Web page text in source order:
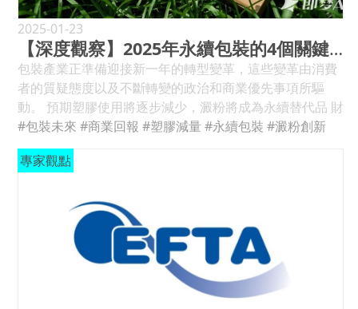
速向循環經濟轉型，這可能對全球回收市場產生重大影
響。 全球再生聚對苯二甲酸乙二醇酯 (rPET) 市場預計將
以 6.7% 的複合年增長率成長，到 2028 年將達到 144 億
美元，其中 67% 的製造商預計將做出轉變。 產品和包裝
重新設計中的「極簡主義」很重要，因為： 減少塑膠、紙
張和玻璃等包裝材料的數量。 提高空間利用率，消除運輸
過程中浪費的空閒空間。 透過減少染料、油漆和混合材料
的污染來提高可回收性。 為了降低包裝成本並減少廢棄
物，將限制使用填充物，改採更環保的固定方式。 簡約包
和能源。對於希望與具有環保意識的消費者保持一致的品
牌來說，這也是一個明智的選擇。 《Packaging Digest》
和永續包裝聯盟進行的永續包裝研究結果證實，極簡包裝
是 2024 年的趨勢。調查得出「92%的消費者認為簡約、
環保或可生物降解的包裝很重要」。 智慧包裝引領包裝產
www.agrofood-nigeria.com plastprintpack 奈及利亞
：2025 年 3 月 25 日至 27 日，奈及利亞拉各斯地標中
心。 （塑膠、印刷和包裝）。 www.ppp-nigeria.com 四
月 GITEX 非洲 ：2025 年 4 月 14-16 日，Bab Jdid，摩洛
哥馬拉喀什。 （技術）。 www.gitexafrica.com 可能 沙
烏地阿拉伯塑膠與石化展 ：2025 年 5 月 12-15 日，沙烏
地阿拉伯利雅德利雅德國際會展中心。 （塑膠和石化產
：2025 年 5 月 12-15 日，沙烏地阿拉伯利雅德利雅德國
際會展中心。 （印刷和包裝）。 www.saudi-pp.com
Propak 東非 ：2025 年 5 月 20-22 日，肯亞內羅畢沙立
博覽中心。 （包裝、塑膠、印刷和加工）。
www.propackeastafrica.com 沙烏地阿拉伯造紙及包裝
博覽會 ：2025 年 5 月 20-22 日，沙烏地阿拉伯利雅德利
雅德國際會展中心。 （紙張和包裝）。
www.saudipaperandpackagingexpo.com 六月
末端裝載裝盒機。 布拉德曼湖提供 Bradman Lake 最近
在 11 月 3 日至 6 日在芝加哥麥考密克展覽中心舉行的
2024 年國際包裝博覽會上 展示了其最新的裝盒創新技
術。 所有 Bradman Lake 機械均經過專門設計，可應對
當今的包裝挑戰，提高靈活性和效率，從而提高盈利能
力。除了公司的建造時間外，所有展示的設備都可以立即
出售。 閱讀更多... McIlhenny 公司聘請 RA Jones 裝盒商
紙盒包裝機是受到長達 5 年的合作關係的影響。 由 RA 瓊
McIlhenny 公司核心價值的一部分。這家以其 TABASCO
® 品牌 產品而聞名的家族擁有和經營的公司擁有超過 155
年的胡椒專業知識，繼續展示這些基本原理。 傳奇的
TABASCO ® 原味紅醬是在路易斯安那州艾弗里島發明
的，McIlhenny Company 繼續在那裡生產這個標誌性品
牌。 TABASCO ® 醬是世界各地家庭和餐廳的主食，銷往
2025-01-23
【深度觀察】2025年永續包裝的4個關鍵預測
包裝產業正準備迎接新一年的轉型變革，這些變革由消費
者的質疑態度以及不斷轉變的政治和商業優先事項所驅
動。 預期塑膠使用將逐步減少，澱粉將成為永續替代品 財
務上不可行的努力將面臨削減，永續專案現在必須證明其
商業和行銷回報 化學恢復預計會因為缺乏(1)規模、(2)收
集基礎設施和(3)消費者參與而休閒 永續基礎將動搖 永續
搖持續基礎的變革 。改變。 我所看到的包裝領域幾乎所有
變化，都是由大多數消費性包裝商品（CPG）公司，首先
影響其加工商，積極想要消除或減少塑料使用所驅動，特
別是低密度聚乙烯（ LDPE )、聚乙烯(PP)和聚苯乙烯
(PS)。 是這些材料嗎？ 我認為答案很簡單。否，收回就是
關於瓶子的事。 可口可樂於2024年12月2日宣布修改2030
#包裝未來 #商業回報 #塑膠減量#永續包裝 #澱粉創新
專家觀點